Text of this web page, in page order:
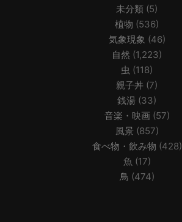
未分類 (5)
植物 (536)
気象現象 (46)
自然 (1,223)
虫 (118)
親子丼 (7)
銭湯 (33)
音楽・映画 (57)
風景(857)
食べ物・飲み物 (428)
魚 (17)
鳥 (474)